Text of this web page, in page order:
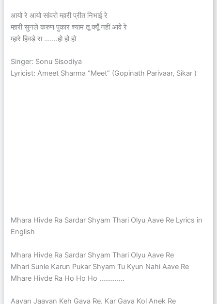
आयो रे आयो सांवरो म्हारी प्रीत निभाई रे
म्हारी सुनले करुण पुकार श्याम तू क्यूँ नहीं आवे रे
म्हारे हिवड़े रा …….हो हो हो
Singer: Sonu Sisodiya
Lyricist: Ameet Sharma “Meet” (Gopinath Parivaar, Sikar )
Mhara Hivde Ra Sardar Shyam Thari Olyu Aave Re Lyrics in
English
Mhara Hivde Ra Sardar Shyam Thari Olyu Aave Re
Mhari Sunle Karun Pukar Shyam Tu Kyun Nahi Aave Re
Mhare Hivde Ra Ho Ho Ho ………….
Aavan Jaavan Keh Gaya Re, Kar Gaya Kol Anek Re